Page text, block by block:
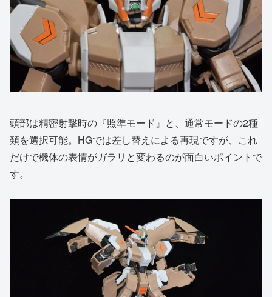
頭部は精密射撃時の『照準モード』と、通常モードの2種
類を選択可能。HGでは差し替えによる再現ですが、これ
だけで機体の表情がガラリと変わるのが面白いポイントで
す。